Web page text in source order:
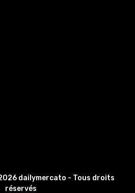
dailymercato - Tous droits
réservés